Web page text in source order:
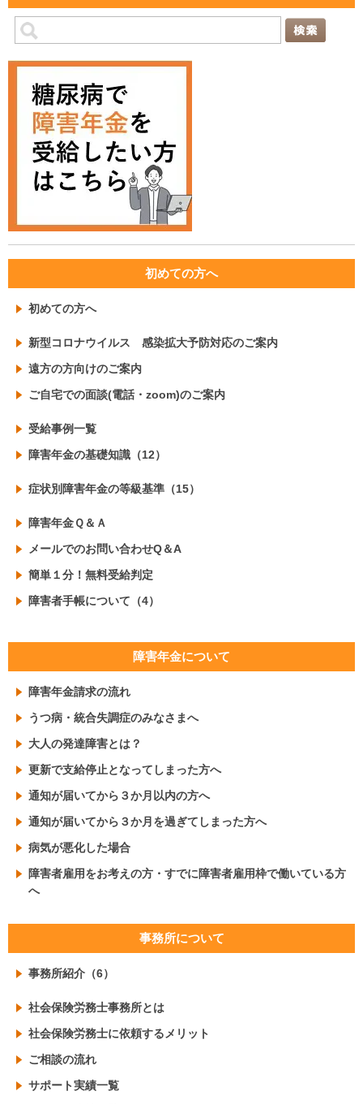
初めての方へ
初めての方へ
新型コロナウイルス 感染拡大予防対応のご案内
遠方の方向けのご案内
ご自宅での面談(電話・zoom)のご案内
受給事例一覧
障害年金の基礎知識（12）
症状別障害年金の等級基準（15）
障害年金Ｑ＆Ａ
メールでのお問い合わせQ＆A
簡単１分！無料受給判定
障害者手帳について（4）
障害年金について
障害年金請求の流れ
うつ病・統合失調症のみなさまへ
大人の発達障害とは？
更新で支給停止となってしまった方へ
通知が届いてから３か月以内の方へ
通知が届いてから３か月を過ぎてしまった方へ
病気が悪化した場合
障害者雇用をお考えの方・すでに障害者雇用枠で働いている方
へ
事務所について
事務所紹介（6）
社会保険労務士事務所とは
社会保険労務士に依頼するメリット
ご相談の流れ
サポート実績一覧